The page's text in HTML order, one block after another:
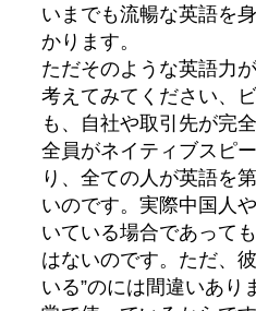
いまでも流暢な英語を
かります。
ただそのような英語力
考えてみてください、
も、自社や取引先が完
全員がネイティブスピ
り、全ての人が英語を
いのです。実際中国人
いている場合であって
はないのです。ただ、
いる”のには間違いあり